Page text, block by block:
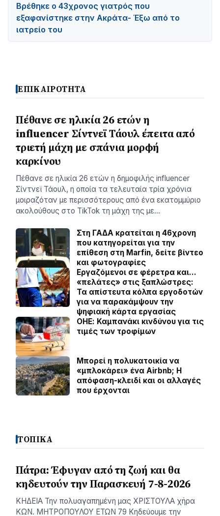
Βρέθηκε ο 43χρονος γιατρός που
εξαφανίστηκε στην Ακράτα- Έξω από το
ιατρείο του
ΕΠΙΚΑΙΡΟΤΗΤΑ
Πέθανε σε ηλικία 26 ετών η
influencer Σίντνεϊ Τάουλ έπειτα από
τριετή μάχη με σπάνια μορφή
καρκίνου
Πέθανε σε ηλικία 26 ετών η δημοφιλής influencer
Σίντνεϊ Τάουλ, η οποία τα τελευταία τρία χρόνια
μοιραζόταν με περισσότερους από ένα εκατομμύριο
ακολούθους στο TikTok τη μάχη της με…
Στη ΓΑΔΑ κρατείται η 46χρονη
που κατηγορείται για την
επίθεση στη Marfin, δείτε βίντεο
και φωτογραφίες
Εργαζόμενοι σε φέρετρα και…
«πελάτες» στις ξαπλώστρες:
Τα απίστευτα κόλπα εργοδοτών
για να παρακάμψουν την
ψηφιακή κάρτα εργασίας
ΟΗΕ: Καμπανάκι κινδύνου για τις
τιμές των τροφίμων
Μπορεί η πολυκατοικία να
«μπλοκάρει» ένα Airbnb; Η
απόφαση-κλειδί και οι αλλαγές
που έρχονται
ΤΟΠΙΚΑ
Πάτρα: Έφυγαν από τη ζωή και θα
κηδευτούν την Παρασκευή 7-8-2026
ΚΗΔΕΙΑ Την πολυαγαπημένη μας ΧΡΙΣΤΟΥΛΑ χήρα
ΚΩΝ. ΜΗΤΡΟΠΟΥΛΟΥ ΕΤΩΝ 79 Κηδεύουμε την